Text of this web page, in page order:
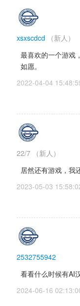
xsxscdcd
（新人）
最喜欢的一个游戏
如愿。
2022-04-04
22/7
（新人）
居然还有游戏，我
2023-05-03
2532755942
看看什么时候有AI
2024-06-16